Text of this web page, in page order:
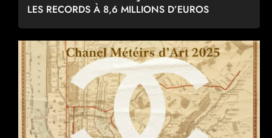
LES RECORDS À 8,6 MILLIONS D’EUROS